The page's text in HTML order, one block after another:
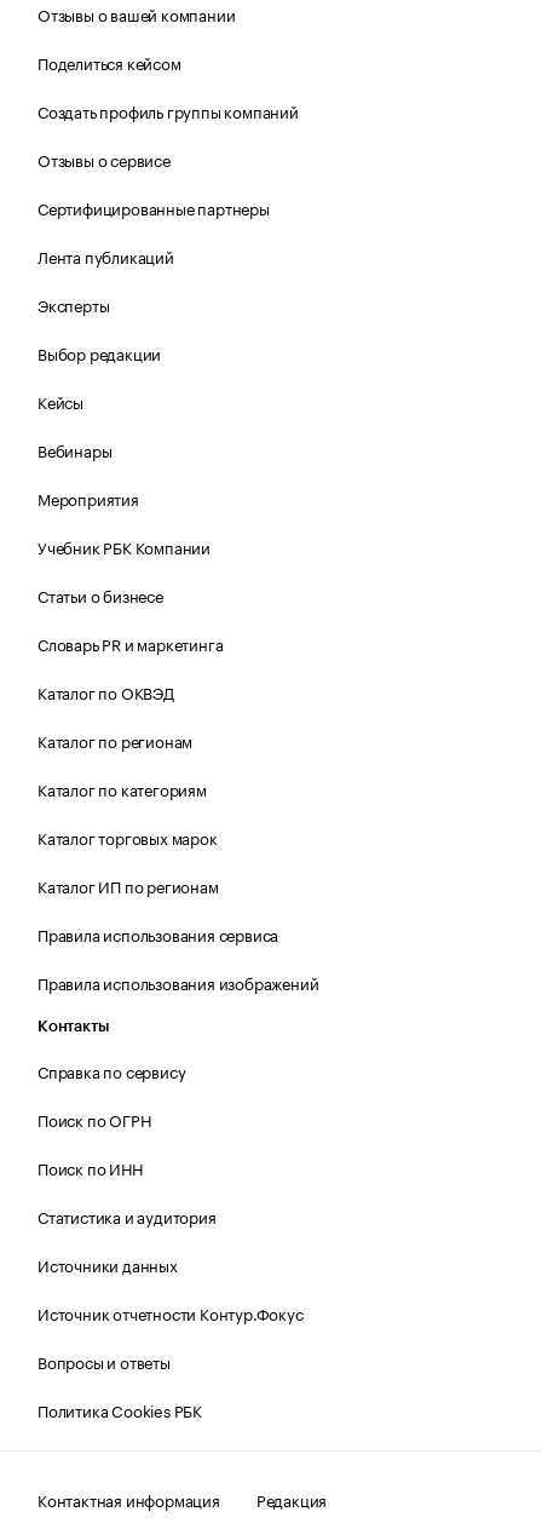
Отзывы о вашей компании
Поделиться кейсом
Создать профиль группы компаний
Отзывы о сервисе
Сертифицированные партнеры
Лента публикаций
Эксперты
Выбор редакции
Кейсы
Вебинары
Мероприятия
Учебник РБК Компании
Статьи о бизнесе
Словарь PR и маркетинга
Каталог по ОКВЭД
Каталог по регионам
Каталог по категориям
Каталог торговых марок
Каталог ИП по регионам
Правила использования сервиса
Правила использования изображений
Контакты
Справка по сервису
Поиск по ОГРН
Поиск по ИНН
Статистика и аудитория
Источники данных
Источник отчетности Контур.Фокус
Вопросы и ответы
Политика Cookies РБК
Контактная информация Редакция